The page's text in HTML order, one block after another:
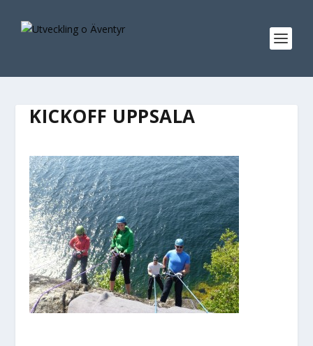
KICKOFF UPPSALA